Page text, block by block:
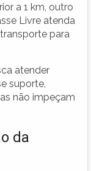
a 1 km, outro
Livre atenda
para
atender
suporte,
não impeçam
da